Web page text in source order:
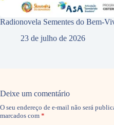
Radionovela Sementes do Bem-
23 de julho de 2026
Deixe um comentário
O seu endereço de e-mail não será
marcados com *